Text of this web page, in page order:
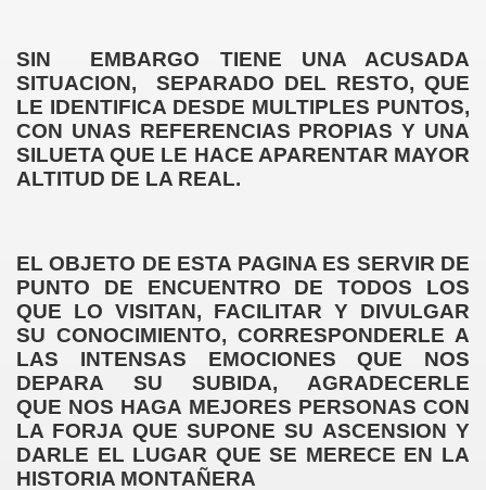
SIN EMBARGO TIENE UNA ACUSADA
SITUACION, SEPARADO DEL RESTO, QUE
LE IDENTIFICA DESDE MULTIPLES PUNTOS,
CON UNAS REFERENCIAS PROPIAS Y UNA
SILUETA QUE LE HACE APARENTAR MAYOR
ALTITUD DE LA REAL.
EL OBJETO DE ESTA PAGINA ES SERVIR DE
PUNTO DE ENCUENTRO DE TODOS LOS
QUE LO VISITAN, FACILITAR Y DIVULGAR
SU CONOCIMIENTO, CORRESPONDERLE A
LAS INTENSAS EMOCIONES QUE NOS
DEPARA SU SUBIDA, AGRADECERLE
QUE NOS HAGA MEJORES PERSONAS CON
LA FORJA QUE SUPONE SU ASCENSION Y
DARLE EL LUGAR QUE SE MERECE EN LA
HISTORIA MONTAÑERA